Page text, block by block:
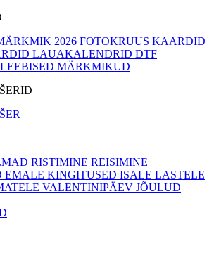
2026 FOTOKRUUS KAARDID
LAUAKALENDRID DTF
MÄRKMIKUD
RISTIMINE REISIMINE
EMALE KINGITUSED ISALE LASTELE
VALENTINIPÄEV JÕULUD